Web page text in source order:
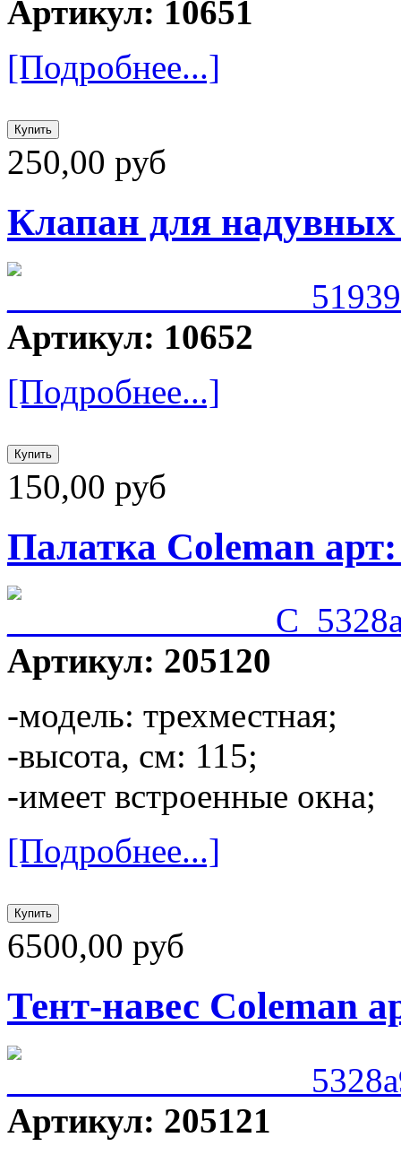
Артикул: 10651
[Подробнее...]
250,00 руб
Клапан для
Артикул: 10652
[Подробнее...]
150,00 руб
Палатка Coleman
Артикул: 205120
-модель: трехместная;
-высота, см: 115;
-имеет встроенные окна;
[Подробнее...]
6500,00 руб
Тент-навес Coleman
Артикул: 205121